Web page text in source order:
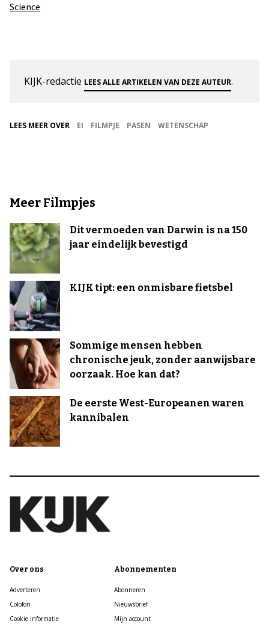
Science
KIJK-redactie LEES ALLE ARTIKELEN VAN DEZE AUTEUR.
LEES MEER OVER EI FILMPJE PASEN WETENSCHAP
Meer Filmpjes
Dit vermoeden van Darwin is na 150
jaar eindelijk bevestigd
KIJK tipt: een onmisbare fietsbel
Sommige mensen hebben
chronische jeuk, zonder aanwijsbare
oorzaak. Hoe kan dat?
De eerste West-Europeanen waren
kannibalen
Over ons
Adverteren
Colofon
Cookie informatie
Abonnementen
Abonneren
Nieuwsbrief
Mijn account